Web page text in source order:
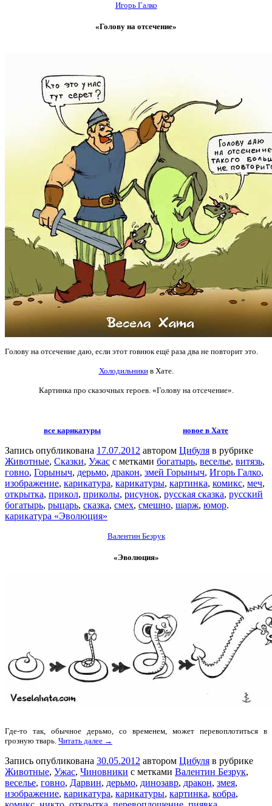
Игорь Галко
«Голову на отсечение»
Голову на отсечение даю, если этот говнюк ещё раза два не повторит это.
Холодильникив Хате.
Картинка про сказочных героев. «Голову на отсечение».
все карикатуры новое в Хате
Запись опубликована 17.07.2012 автором Цибуля в рубрике
Животные, Сказки, Ужас с метками богатырь, веселье, витязь,
говно, Горыныч, дерьмо, дракон, змей Горыныч, Игорь Галко,
изображение, карикатура, карикатуры, картинка, комикс, меч,
открытка, прикол, приколы, рисунок, русская сказка, русский
богатырь, рыцарь, сказка, смех, смешно, шарж, юмор.
карикатура «Эволюция»
Валентин Безрук
«Эволюция»
Где-то так, обычное дерьмо, со временем, может перевоплотиться в
грозную тварь. Читать далее →
Запись опубликована 30.05.2012 автором Цибуля в рубрике
Животные, Ужас, Чиновники с метками Валентин Безрук,
веселье, говно, Дарвин, дерьмо, динозавр, дракон, змея,
изображение, карикатура, карикатуры, картинка, кобра,